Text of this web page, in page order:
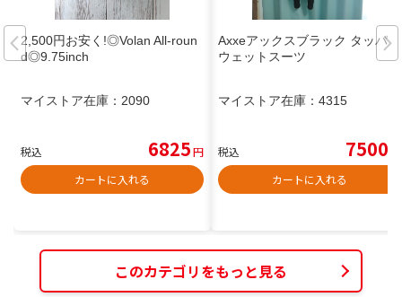
2,500円お安く!◎Volan All-roun
d◎9.75inch
マイストア在庫： 2090
税込 6825円
カートに入れる
Axxeアックスブラック タッパー
ウェットスーツ
マイストア在庫： 4315
税込 7500
カートに入れる
このカテゴリをもっと見る